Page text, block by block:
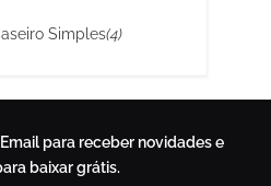
Simples(4)
para receber novidades e
baixar grátis.